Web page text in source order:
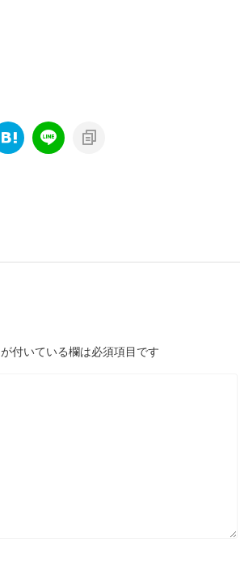
が付いている欄は必須項目です